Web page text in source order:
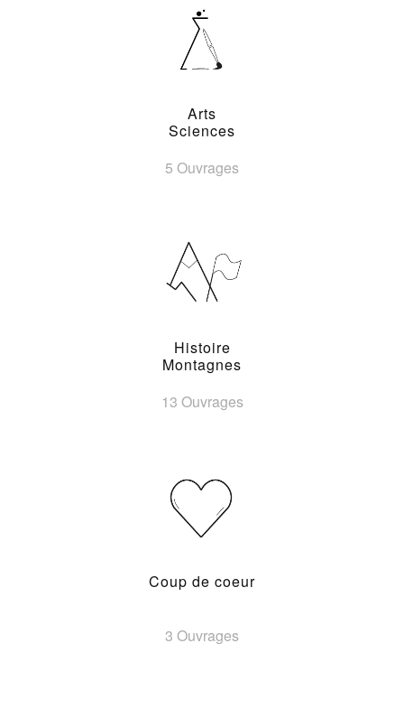
Arts
Sciences
5 Ouvrages
Histoire
Montagnes
13 Ouvrages
Coup de coeur
3 Ouvrages